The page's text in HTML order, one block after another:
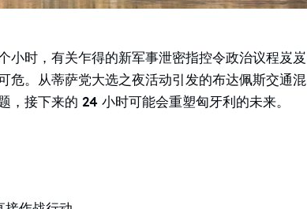
小时，有关乍得的新军事泄密指控令政治议程岌岌
危。从蒂萨党大选之夜活动引发的布达佩斯交通混
接下来的 24 小时可能会重塑匈牙利的未来。